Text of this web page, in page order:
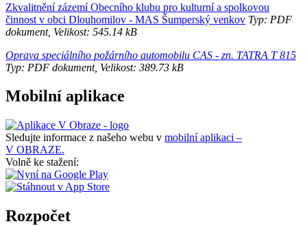
Zkvalitnění zázemí Obecního klubu pro kulturní a spolkovou
činnost v obci Dlouhomilov - MAS Šumperský venkov Typ: PDF
dokument, Velikost: 545.14 kB
Oprava speciálního požárního automobilu CAS - zn. TATRA T 815
Typ: PDF dokument, Velikost: 389.73 kB
Mobilní aplikace
Sledujte informace z našeho webu v mobilní aplikaci –
V OBRAZE.
Volně ke stažení:
Rozpočet